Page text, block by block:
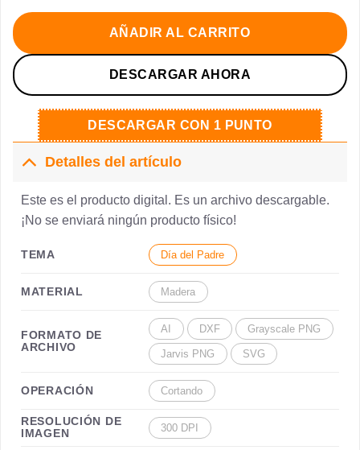
era:
€6.51.
es:
€4.88.
AÑADIR AL CARRITO
DESCARGAR AHORA
DESCARGAR CON 1 PUNTO
Detalles del artículo
Este es el producto digital. Es un archivo descargable.
¡No se enviará ningún producto físico!
TEMA Día del Padre
MATERIAL Madera
FORMATO DE
ARCHIVO
AI DXF Grayscale PNG
Jarvis PNG SVG
OPERACIÓN Cortando
RESOLUCIÓN DE
IMAGEN
300 DPI